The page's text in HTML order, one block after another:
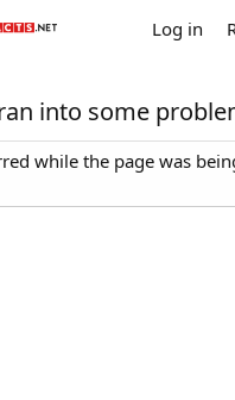
Log in
into some
while the page was